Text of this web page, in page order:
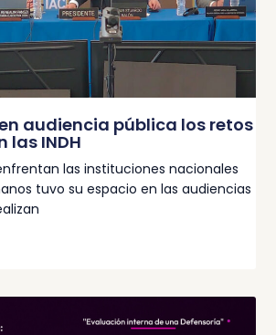
audiencia pública los retos
las INDH
las instituciones nacionales
tuvo su espacio en las audiencias